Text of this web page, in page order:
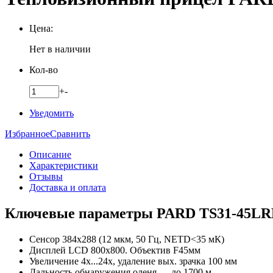
Цена:
Нет в наличии
Кол-во
+-
Уведомить
ИзбранноеСравнить
Описание
Характеристики
Отзывы
Доставка и оплата
Ключевые параметры PARD TS31-
Сенсор 384x288 (12 мкм, 50 Гц, NETD<35 мК)
Дисплей LCD 800x800. Объектив F45мм
Увеличение 4x...24x, удаление вых. зрачка 100 мм